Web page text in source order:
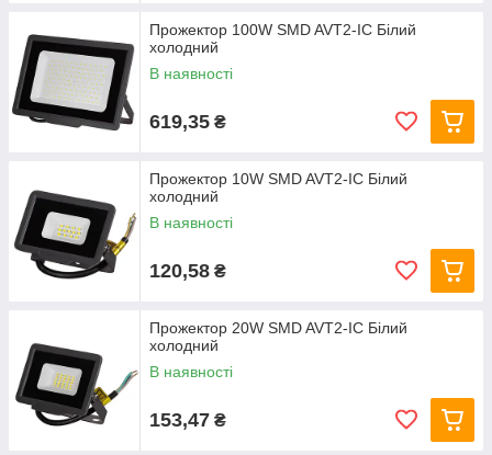
Прожектор 100W SMD AVT2-IC Білий
холодний
В наявності
619,35 ₴
Прожектор 10W SMD AVT2-IC Білий
холодний
В наявності
120,58 ₴
Прожектор 20W SMD AVT2-IC Білий
холодний
В наявності
153,47 ₴